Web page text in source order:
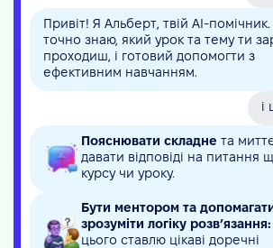
Привіт! Я Альберт, твій AI-помічник.
точно знаю, який урок та тему ти
проходиш, і готовий допомогти з
ефективним навчанням.
і
Пояснювати складне та
давати відповіді на питання
курсу чи уроку.
Бути ментором та
зрозуміти логіку розв’язання:
цього ставлю цікаві доречні